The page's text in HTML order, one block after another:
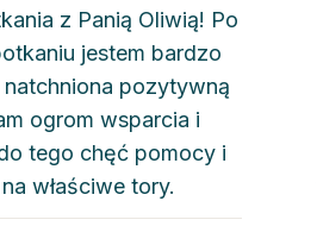
z Panią Oliwią! Po
jestem bardzo
pozytywną
ogrom wsparcia i
tego chęć pomocy i
właściwe tory.